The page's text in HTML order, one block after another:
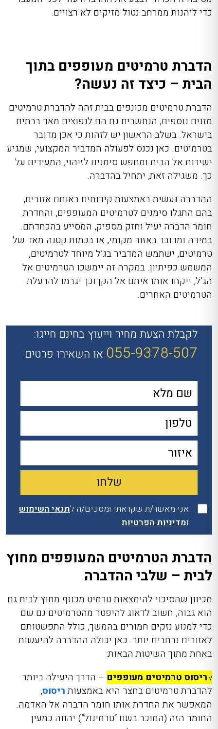
כדי ליהנות ממרחב נטול מזיקים לא רצויים.
הדברת טרמיטים מעופפים בתוך
הבית – כיצד זה נעשה?
הדברת טרמיטים מכונפים בבית זהה להדברת טרמיטים
מזנים נוספים, הנחשבים גם הם לנפוצים מאד בבתים
בישראל. בשלב הראשון יש לזהות כי אכן מדובר
בטרמיטים. כאן נכנס לפעולה המדביר המקצועי, שמגיע
ישירות אל הבית ומחפש סימנים לזיהוי, המעידים על
כך. משגילה זאת, יתחיל בהדברה.
ההדברה נעשית באמצעות קידוחים באותם אזורים,
בהם התגלו סימנים לטרמיטים המעופפים, והחדרת
חומר הדברה יעיל וחזק מספיק, המסייע בהכחדתם.
במידה ומדובר באזור מקומי, או בכמות קטנה מאד של
טרמיטים, ישתמש המדביר בג’ל מיוחד לטרמיטים,
המשמש כפיתיון. במקרה זה יימשכו הטרמיטים אל
הג’ל, ייקחו אותו איתם אל הקן וכך יגרמו להרעלת
הטרמיטים האחרים.
לקבלת הצעת מחיר וייעוץ בחינם חייגו:
055-9378-507 או השאירו פרטים
אני מאשר/ת שקראתי ומסכים/ה לתנאי השימוש
ומדיניות הפרטיות
הדברת הטרמיטים המעופפים מחוץ
לבית – שלבי ההדברה
מכיוון שהסיכוי להימצאות טרמיט מכונף מחוץ לבית גם
הוא גבוה, חשוב לדאוג להיפטר מהטרמיטים גם שם
כדי למנוע נזקים חמורים בהמשך, כולל התפשטותם
לאזורים נרחבים יותר. כאן יכולה ההדברה להיעשות
באחת מתוך השיטות הבאות:
√ ריסוס טרמיטים מעופפים – הדרך היעילה ביותר
להדברת טרמיטים בחצר היא באמצעותריסוס,
המאפשר את החדרת אותו חומר הדברה אל האדמה.
החומר הזה (המוכר בשם “טרמינול”) יהווה כמעין